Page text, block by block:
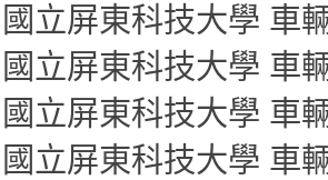
立屏東科技大學 車
立屏東科技大學 車
立屏東科技大學 車
立屏東科技大學 車